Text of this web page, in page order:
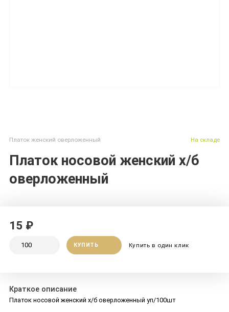
Платок женский оверложенный
Платок носовой женский х/б
оверложенный
На складе
15 ₽
КУПИТЬ Купить в один клик
Краткое описание
Платок носовой женский х/б оверложенный уп/100шт